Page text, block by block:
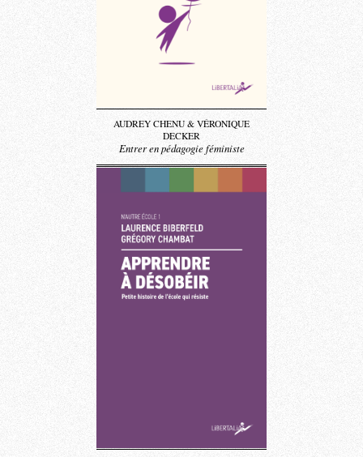
AUDREY CHENU & VÉRONIQUE
DECKER
Entrer en pédagogie féministe